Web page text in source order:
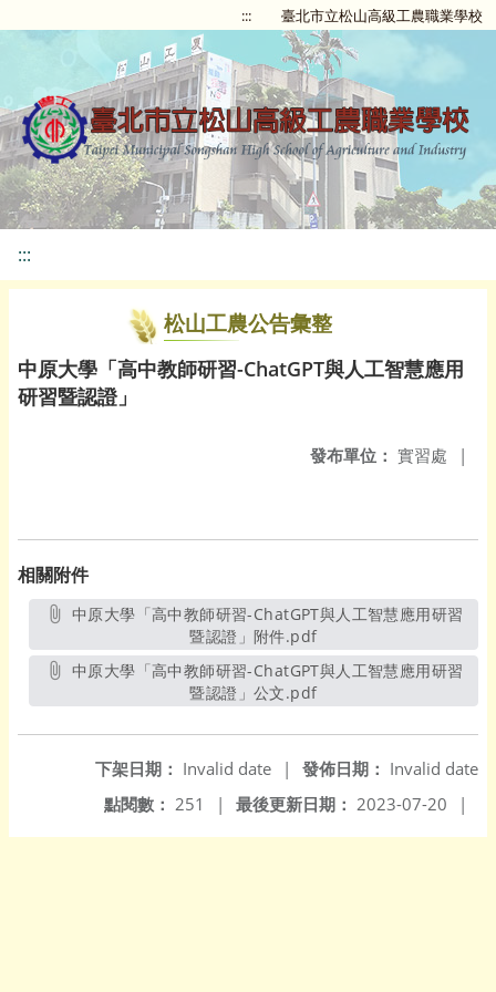
::: 臺北市立松山高級工農職業學校
:::
松山工農公告彙整
中原大學「高中教師研習-ChatGPT與人工智慧應用
研習暨認證」
發布單位： 實習處 |
相關附件
暨認證」附件.pdf另開新視窗
暨認證」公文.pdf另開新視窗
發佈日期： Invalid date
下架日期： Invalid date
|
最後更新日期： 2023-07-20 |
點閱數： 251 |